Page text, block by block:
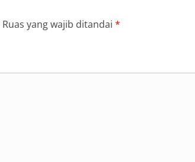
Ruas yang wajib ditandai *